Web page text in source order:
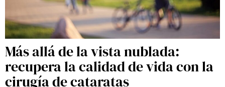
Más allá de la vista nublada:
recupera la calidad de vida con la
cirugía de cataratas